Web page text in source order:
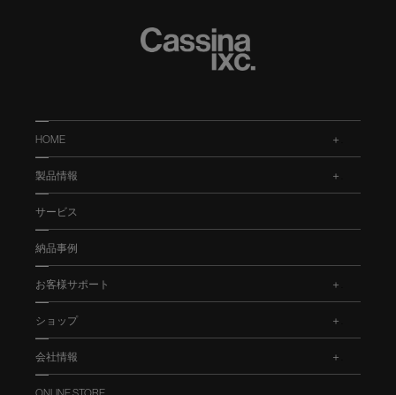
HOME
製品情報
サービス
納品事例
お客様サポート
ショップ
会社情報